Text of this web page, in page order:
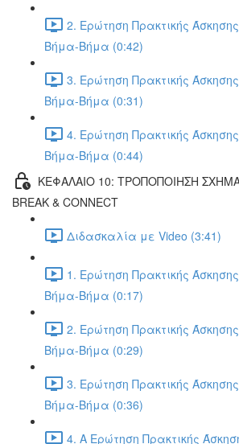
2. Ερώτηση Πρακτικής
Βήμα-Βήμα (0:42)
3. Ερώτηση Πρακτικής
Βήμα-Βήμα (0:31)
4. Ερώτηση Πρακτικής
Βήμα-Βήμα (0:44)
ΚΕΦΑΛΑΙΟ 10: ΤΡΟΠΟΠΟΙΗΣΗ
BREAK & CONNECT
Διδασκαλία με Video (3:41)
1. Ερώτηση Πρακτικής
Βήμα-Βήμα (0:17)
2. Ερώτηση Πρακτικής
Βήμα-Βήμα (0:29)
3. Ερώτηση Πρακτικής
Βήμα-Βήμα (0:36)
4. Α Ερώτηση Πρακτικής